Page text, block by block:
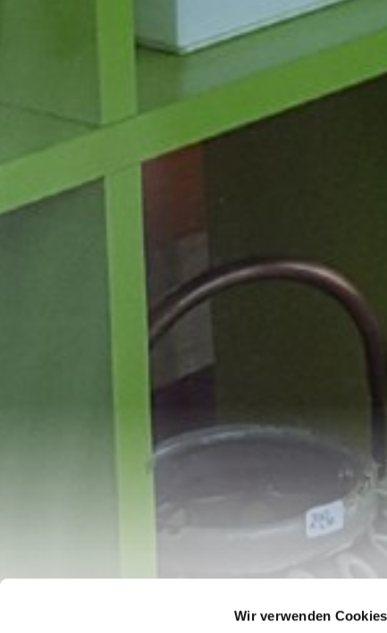
Wir verwenden Cookies